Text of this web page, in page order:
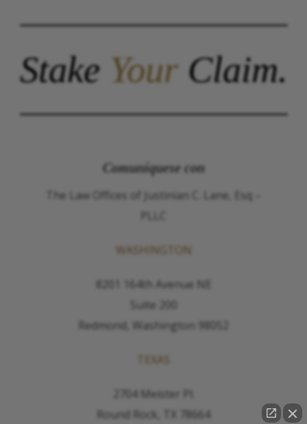
StakeYourClaim.
Comuníquese con
The Law Offices of Justinian C. Lane, Esq –
PLLC
WASHINGTON
8201 164th Avenue NE
Suite 200
Redmond, Washington 98052
TEXAS
2704 Meister Pl.
Round Rock, TX 78664